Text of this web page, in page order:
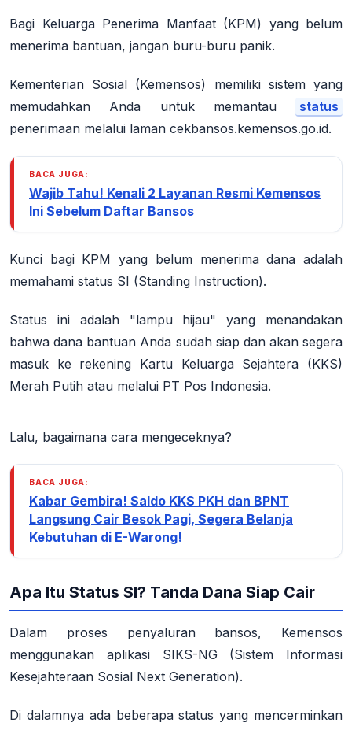
Bagi Keluarga Penerima Manfaat (KPM) yang belum
menerima bantuan, jangan buru-buru panik.
Kementerian Sosial (Kemensos) memiliki sistem yang
memudahkan Anda untuk memantau
status
penerimaan melalui laman cekbansos.kemensos.go.id.
BACA JUGA:
Wajib Tahu! Kenali 2 Layanan Resmi Kemensos
Ini Sebelum Daftar Bansos
Kunci bagi KPM yang belum menerima dana adalah
memahami status SI (Standing Instruction).
Status ini adalah "lampu hijau" yang menandakan
bahwa dana bantuan Anda sudah siap dan akan segera
masuk ke rekening Kartu Keluarga Sejahtera (KKS)
Merah Putih atau melalui PT Pos Indonesia.
Lalu, bagaimana cara mengeceknya?
BACA JUGA:
Kabar Gembira! Saldo KKS PKH dan BPNT
Langsung Cair Besok Pagi, Segera Belanja
Kebutuhan di E-Warong!
Apa Itu Status SI? Tanda Dana Siap Cair
Dalam proses penyaluran bansos, Kemensos
menggunakan aplikasi SIKS-NG (Sistem Informasi
Kesejahteraan Sosial Next Generation).
Di dalamnya ada beberapa status yang mencerminkan